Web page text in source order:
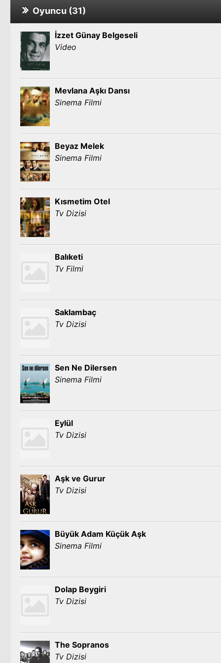
Oyuncu (31)
İzzet Günay Belgeseli
Video
Mevlana Aşkı Dansı
Sinema Filmi
Beyaz Melek
Sinema Filmi
Kısmetim Otel
Tv Dizisi
Balıketi
Tv Filmi
Saklambaç
Tv Dizisi
Sen Ne Dilersen
Sinema Filmi
Eylül
Tv Dizisi
Aşk ve Gurur
Tv Dizisi
Büyük Adam Küçük Aşk
Sinema Filmi
Dolap Beygiri
Tv Dizisi
The Sopranos
Tv Dizisi